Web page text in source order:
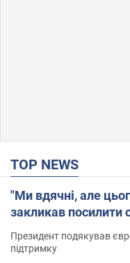
TOP NEWS
"Ми вдячні, але
закликав посилити
Президент подякував
підтримку